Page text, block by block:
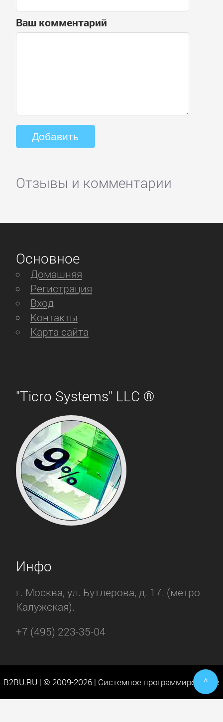
Ваш комментарий
Отзывы и комментарии
Основное
Домашняя
Регистрация
Вход
Контакты
Карта сайта
"Ticro Systems" LLC ®
Инфо
г. Москва, ул. Бутлерова, д. 17. (метро
Калужская).
+7 (495) 223-35-04
B2BU.RU | © 2009-2026 | Системное программирование
^